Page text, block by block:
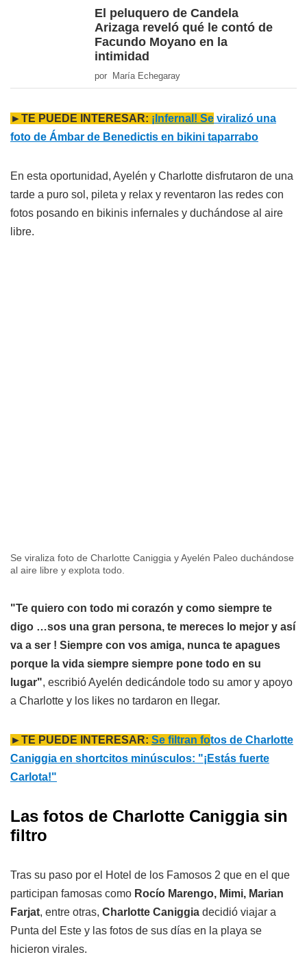
El peluquero de Candela
Arizaga reveló qué le contó de
Facundo Moyano en la
intimidad
por María Echegaray
►TE PUEDE INTERESAR: ¡Infernal! Se viralizó una
foto de Ámbar de Benedictis en bikini taparrabo
En esta oportunidad, Ayelén y Charlotte disfrutaron de una
tarde a puro sol, pileta y relax y reventaron las redes con
fotos posando en bikinis infernales y duchándose al aire
libre.
Se viraliza foto de Charlotte Caniggia y Ayelén Paleo duchándose
al aire libre y explota todo.
"Te quiero con todo mi corazón y como siempre te
digo …sos una gran persona, te mereces lo mejor y así
va a ser ! Siempre con vos amiga, nunca te apagues
porque la vida siempre siempre pone todo en su
lugar", escribió Ayelén dedicándole todo su amor y apoyo
a Charlotte y los likes no tardaron en llegar.
►TE PUEDE INTERESAR: Se filtran fotos de Charlotte
Caniggia en shortcitos minúsculos: "¡Estás fuerte
Carlota!"
Las fotos de Charlotte Caniggia sin
filtro
Tras su paso por el Hotel de los Famosos 2 que en el que
participan famosas como Rocío Marengo, Mimi, Marian
Farjat, entre otras, Charlotte Caniggia decidió viajar a
Punta del Este y las fotos de sus días en la playa se
hicieron virales.